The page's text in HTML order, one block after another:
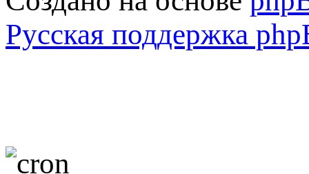
Русская поддержка